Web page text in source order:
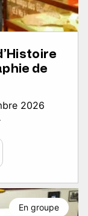
de
2026
En groupe